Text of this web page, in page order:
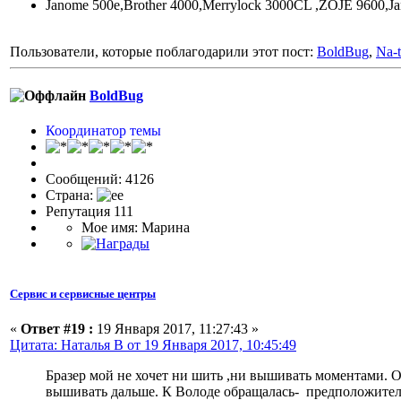
Janome 500e,Brоther 4000,Merrylock 3000CL ,ZOJE
Пользователи, которые поблагодарили этот пост: BoldBug, Na-
BoldBug
Координатор темы
Сообщений: 4126
Страна:
Репутация 111
Мое имя: Марина
Сервис и сервисные центры
« Ответ #19 : 19 Января 2017, 11:27:43 »
Цитата: Наталья В от 19 Января 2017, 10:45:49
Бразер мой не хочет ни шить ,ни вышивать моментами.
вышивать дальше. К Володе обращалась-